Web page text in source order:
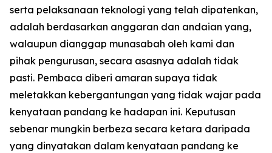
serta pelaksanaan teknologi yang telah dipatenkan,
adalah berdasarkan anggaran dan andaian yang,
walaupun dianggap munasabah oleh kami dan
pihak pengurusan, secara asasnya adalah tidak
pasti. Pembaca diberi amaran supaya tidak
meletakkan kebergantungan yang tidak wajar pada
kenyataan pandang ke hadapan ini. Keputusan
sebenar mungkin berbeza secara ketara daripada
yang dinyatakan dalam kenyataan pandang ke